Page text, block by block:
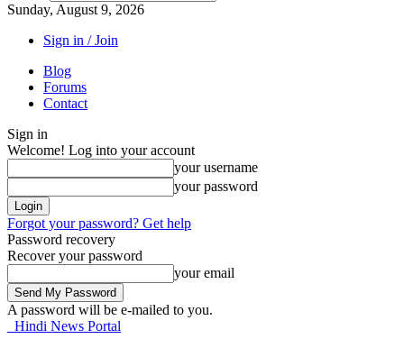
Sunday, August 9, 2026
Sign in / Join
Blog
Forums
Contact
Sign in
Welcome! Log into your account
your username
your password
Forgot your password? Get help
Password recovery
Recover your password
your email
A password will be e-mailed to you.
Hindi News Portal